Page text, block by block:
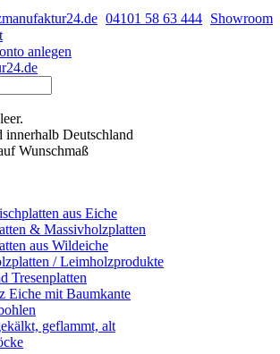
04101 58 63 444 Showroom
anlegen
innerhalb Deutschland
Wunschmaß
aus Eiche
& Massivholzplatten
aus Wildeiche
/ Leimholzprodukte
Tresenplatten
Eiche mit Baumkante
geflammt, alt